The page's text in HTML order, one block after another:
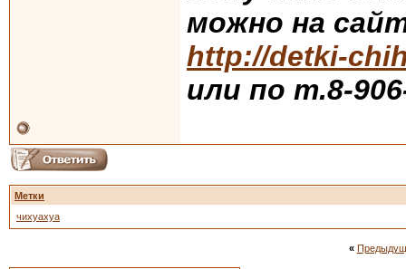
можно на
http://detki-
или по т.8-
Метки
чихуахуа
«